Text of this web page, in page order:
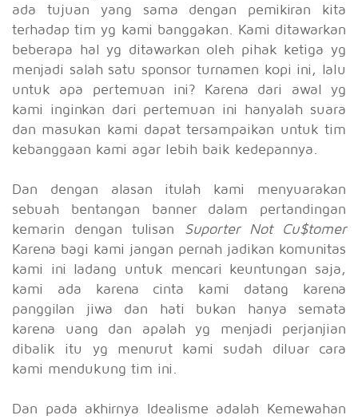
ada tujuan yang sama dengan pemikiran kita
terhadap tim yg kami banggakan. Kami ditawarkan
beberapa hal yg ditawarkan oleh pihak ketiga yg
menjadi salah satu sponsor turnamen kopi ini, lalu
untuk apa pertemuan ini? Karena dari awal yg
kami inginkan dari pertemuan ini hanyalah suara
dan masukan kami dapat tersampaikan untuk tim
kebanggaan kami agar lebih baik kedepannya.
Dan dengan alasan itulah kami menyuarakan
sebuah bentangan banner dalam pertandingan
kemarin dengan tulisan Suporter Not Cu$tomer
Karena bagi kami jangan pernah jadikan komunitas
kami ini ladang untuk mencari keuntungan saja,
kami ada karena cinta kami datang karena
panggilan jiwa dan hati bukan hanya semata
karena uang dan apalah yg menjadi perjanjian
dibalik itu yg menurut kami sudah diluar cara
kami mendukung tim ini.
Dan pada akhirnya Idealisme adalah Kemewahan